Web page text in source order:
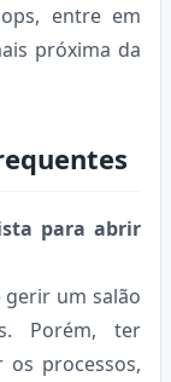
entre em
próxima da
para abrir
um salão
Porém, ter
processos,